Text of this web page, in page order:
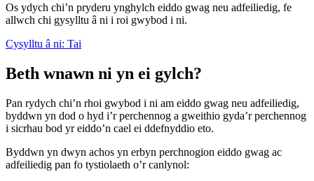
Os ydych chi’n pryderu ynghylch eiddo gwag neu adfeiliedig, fe
allwch chi gysylltu â ni i roi gwybod i ni.
Cysylltu â ni: Tai
Beth wnawn ni yn ei gylch?
Pan rydych chi’n rhoi gwybod i ni am eiddo gwag neu adfeiliedig,
byddwn yn dod o hyd i’r perchennog a gweithio gyda’r perchennog
i sicrhau bod yr eiddo’n cael ei ddefnyddio eto.
Byddwn yn dwyn achos yn erbyn perchnogion eiddo gwag ac
adfeiliedig pan fo tystiolaeth o’r canlynol: